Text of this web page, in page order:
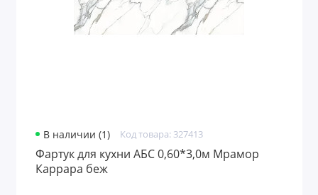
В наличии (1) Код товара: 327413
Фартук для кухни АБС 0,60*3,0м Мрамор
Каррара беж